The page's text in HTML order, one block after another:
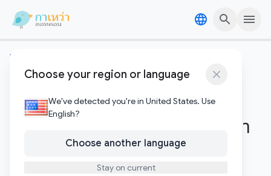
Choose your region or language
We've detected you're in United States. Use
English?
Choose another language
Stay on current
เทคโนโลยีอัพเดต
บอกลา AirTag แบบเดิม!
KeySmart SmartCard Lite ตัว
ติดตามสุดบาง จัดโปรแพ็ก 4 ราคา
พิเศษ รับฤดูท่องเที่ยว